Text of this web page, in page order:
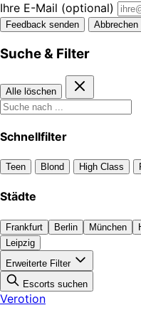
Ihre E-Mail (optional)
Feedback senden Abbrechen
Suche & Filter
Alle löschen
Schnellfilter
Teen Blond High Class
Städte
Frankfurt Berlin München
Leipzig
Erweiterte Filter
Escorts suchen
Verotion